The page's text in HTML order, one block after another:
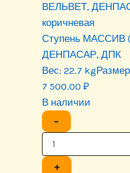
ВЕЛЬВЕТ,
коричневая
Ступень МАССИВ
ДЕНПАСАР, ДПК
Вес: 22.7 kg
7 500.00 ₽
В наличии
−
+